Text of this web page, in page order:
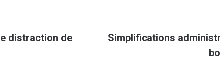
distraction de
Article
Simplifications